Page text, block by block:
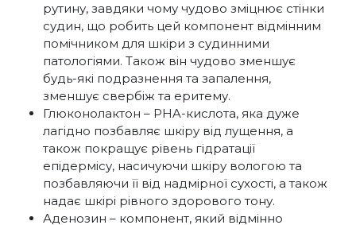
рутину, завдяки чому чудово зміцнює стінки
судин, що робить цей компонент відмінним
помічником для шкіри з судинними
патологіями. Також він чудово зменшує
будь-які подразнення та запалення,
зменшує свербіж та еритему.
Глюконолактон – PHA-кислота, яка дуже
лагідно позбавляє шкіру від лущення, а
також покращує рівень гідратації
епідермісу, насичуючи шкіру вологою та
позбавляючи її від надмірної сухості, а також
надає шкірі рівного здорового тону.
Аденозин – компонент, який відмінно